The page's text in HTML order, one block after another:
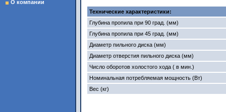
Технические характеристики:
Глубина пропила при 90 град. (мм)
Глубина пропила при 45 град. (мм)
Диаметр пильного диска (мм)
Диаметр отверстия пильного диска (мм)
Число оборотов холостого хода ( в мин.)
Номинальная потребляемая мощность (Вт)
Вес (кг)
О компании